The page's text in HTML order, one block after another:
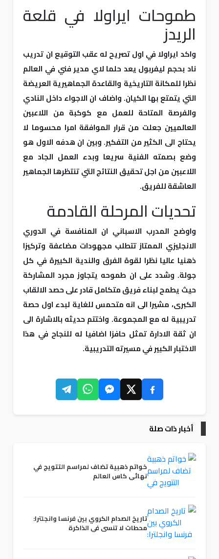
طموحات ايراولا في قلعة
الريدز
واكد ايراولا في اول تصريح له عقب التوقيع ان تدريب
ناد بحجم ليفربول يعد حلما لاي مدير فني في العالم
نظرا للمكانة التاريخية والقاعدة الجماهيرية العريضة
التي يتمتع بها الكيان. واضاف ان الاجواء داخل النادي
والفرصة المتاحة للعمل مع كوكبة من اللاعبين
العالميين جعلت من قرار الموافقة امرا محسوما لا
يحتاج الى الكثير من التفكير. وبين ان هدفه الاول هو
وضع بصمته الفنية سريعا وبدء العمل الجاد مع
اللاعبين من اجل تحقيق النتائج التي تنتظرها الجماهير
العاشقة للفريق.
تحديات المرحلة القادمة
واوضح المدرب الاسباني ان المنافسة في الدوري
الانجليزي الممتاز تتطلب مجهودات مضاعفة وتركيزا
ذهنيا عاليا نظرا لقوة الفرق والندية الكبيرة في كل
جولة. وشدد على ان طموحه يتجاوز مجرد المشاركة
حيث يطمح لبناء فريق متكامل قادر على حصد الالقاب
الكبرى، مشيرا الى انه متحمس للغاية لبدء اول حصة
تدريبية له مع المجموعة. واختتم حديثه بالاشارة الى
ان ثقة الادارة تمثل حافزا اضافيا له للنجاح في هذا
الاختبار الكبير في مسيرته التدريبية.
أخبار ذات صلة
خواتم ذهبية تضاف لمراسم التتويج في
نهائي كاس العالم
تاريخ الصدام الكروي بين فرنسا وانجلترا:
محطات لا تنسى في الذاكرة